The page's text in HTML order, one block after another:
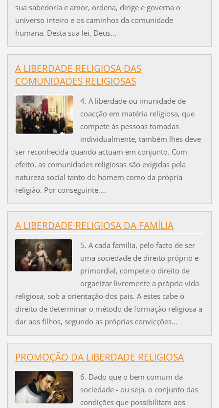
sua sabedoria e amor, ordena, dirige e governa o
universo inteiro e os caminhos da comunidade
humana. Desta sua lei, Deus...
A LIBERDADE RELIGIOSA DAS
COMUNIDADES RELIGIOSAS
4. A liberdade ou imunidade de
coacção em matéria religiosa, que
compete às pessoas tomadas
individualmente, também lhes deve
ser reconhecida quando actuam em conjunto. Com
efeito, as comunidades religiosas são exigidas pela
natureza social tanto do homem como da própria
religião. Por conseguinte,...
A LIBERDADE RELIGIOSA DA FAMÍLIA
5. A cada família, pelo facto de ser
uma sociedade de direito próprio e
primordial, compete o direito de
organizar livremente a própria vida
religiosa, sob a orientação dos pais. A estes cabe o
direito de determinar o método de formação religiosa a
dar aos filhos, segundo as próprias convicções...
PROMOÇÃO DA LIBERDADE RELIGIOSA
6. Dado que o bem comum da
sociedade - ou seja, o conjunto das
condições que possibilitam aos